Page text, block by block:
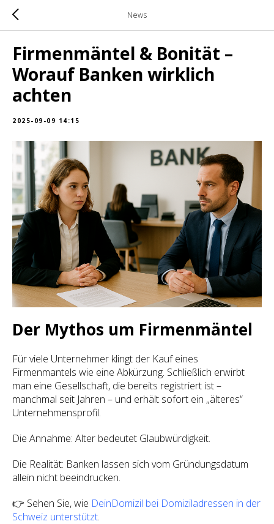
News
Firmenmäntel & Bonität –
Worauf Banken wirklich
achten
2025-09-09 14:15
Der Mythos um Firmenmäntel
Für viele Unternehmer klingt der Kauf eines
Firmenmantels wie eine Abkürzung. Schließlich erwirbt
man eine Gesellschaft, die bereits registriert ist –
manchmal seit Jahren – und erhält sofort ein „älteres“
Unternehmensprofil.
Die Annahme: Alter bedeutet Glaubwürdigkeit.
Die Realität: Banken lassen sich vom Gründungsdatum
allein nicht beeindrucken.
👉 Sehen Sie, wie DeinDomizil bei Domiziladressen in der
Schweiz unterstützt.